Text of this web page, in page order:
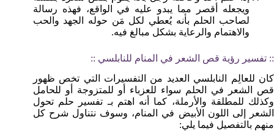
ويجعله أقصر مما يبدو عليه في الواقع، فهذه رسالة
لصاحب الحلم بأنه يُعطي لكل مَن حوله الجهد والحب
والاهتمام والرعاية بشكل مبالغ فيه.
:: تفسير رؤية قص الشعر في المنام للنابلسي ::
كان للعالِم النابلسي العديد من التفسيرات التي تخص ظهور
قص الشعر في الحلم سواء للعزباء أو للمتزوجة أو للحامل
وكذلك للمطلقة والأرملة، كما أنه اهتم بـ تفسير حلم تحول
الشعر إلى اللون الأبيض في المنام، وسوف نتناول شرح كل
منهم بالتفصيل فيما يلي: